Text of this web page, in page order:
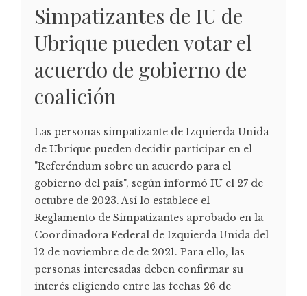
Simpatizantes de IU de
Ubrique pueden votar el
acuerdo de gobierno de
coalición
Las personas simpatizante de Izquierda Unida
de Ubrique pueden decidir participar en el
"Referéndum sobre un acuerdo para el
gobierno del país", según informó IU el 27 de
octubre de 2023. Así lo establece el
Reglamento de Simpatizantes aprobado en la
Coordinadora Federal de Izquierda Unida del
12 de noviembre de de 2021. Para ello, las
personas interesadas deben confirmar su
interés eligiendo entre las fechas 26 de